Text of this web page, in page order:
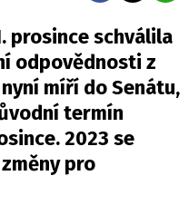
prosince schválila
odpovědnosti z
míří do Senátu,
termín
2023 se
pro